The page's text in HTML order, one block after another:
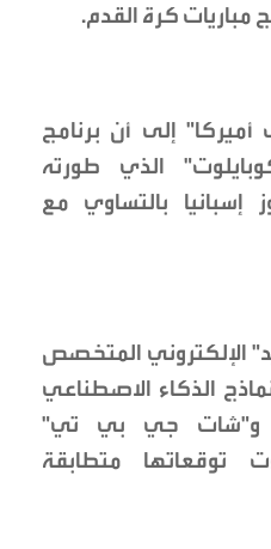
مباريات كرة القدم.
إلى أن برنامج
الذي طورته
بالتساوي مع
الإلكتروني المتخصص
الذكاء الاصطناعي
و"شات جي بي تي"
توقعاتها متطابقة